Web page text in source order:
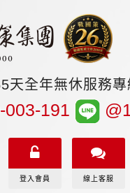
天全年無休服務專
003-191
登入會員 線上客服